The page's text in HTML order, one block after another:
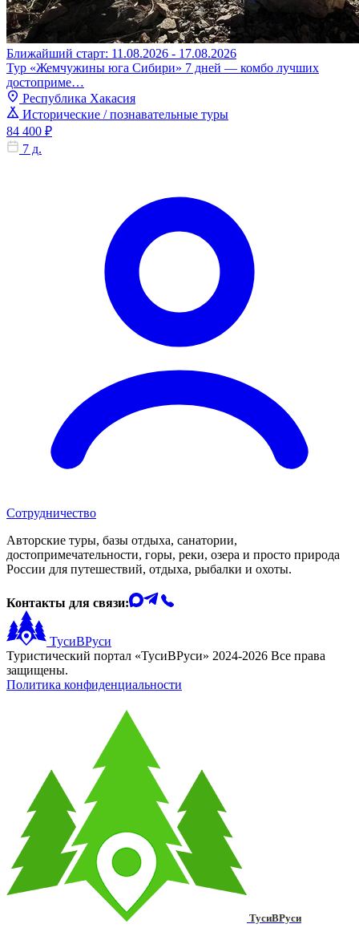
Ближайший старт: 11.08.2026 - 17.08.2026
Тур «Жемчужины юга Сибири» 7 дней — комбо лучших
достоприме…
Республика Хакасия
Исторические / познавательные туры
84 400 ₽
7 д.
Сотрудничество
Авторские туры, базы отдыха, санатории,
достопримечательности, горы, реки, озера и просто природа
России для путешествий, отдыха, рыбалки и охоты.
Контакты для связи:
ТусиВРуси
Туристический портал «ТусиВРуси» 2024-2026 Все права
защищены.
Политика конфиденциальности
ТусиВРуси